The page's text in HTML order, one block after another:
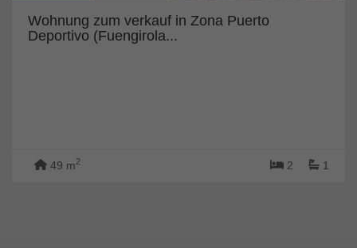
Wohnung zum verkauf in Zona Puerto
Deportivo (Fuengirola...
49 m2 2 1